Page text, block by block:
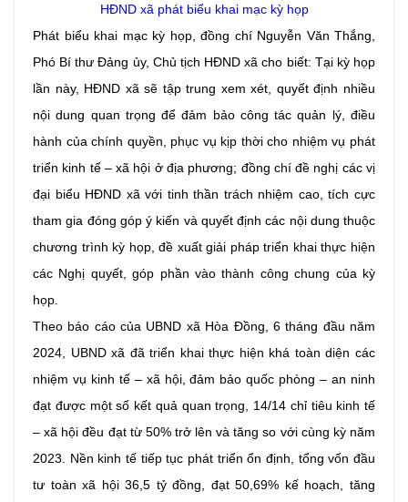
HĐND xã phát biểu khai mạc kỳ họp
Phát biểu khai mạc kỳ họp, đồng chí Nguyễn Văn Thắng,
Phó Bí thư Đảng ủy, Chủ tịch HĐND xã cho biết: Tại kỳ họp
lần này, HĐND xã sẽ tập trung xem xét, quyết định nhiều
nội dung quan trọng để đảm bảo công tác quản lý, điều
hành của chính quyền, phục vụ kịp thời cho nhiệm vụ phát
triển kinh tế – xã hội ở địa phương; đồng chí đề nghị các vị
đại biểu HĐND xã với tinh thần trách nhiệm cao, tích cực
tham gia đóng góp ý kiến và quyết định các nội dung thuộc
chương trình kỳ họp, đề xuất giải pháp triển khai thực hiện
các Nghị quyết, góp phần vào thành công chung của kỳ
họp.
Theo báo cáo của UBND xã Hòa Đồng, 6 tháng đầu năm
2024, UBND xã đã triển khai thực hiện khá toàn diện các
nhiệm vụ kinh tế – xã hội, đảm bảo quốc phòng – an ninh
đạt được một số kết quả quan trọng, 14/14 chỉ tiêu kinh tế
– xã hội đều đạt từ 50% trở lên và tăng so với cùng kỳ năm
2023. Nền kinh tế tiếp tục phát triển ổn định, tổng vốn đầu
tư toàn xã hội 36,5 tỷ đồng, đạt 50,69% kế hoạch, tăng